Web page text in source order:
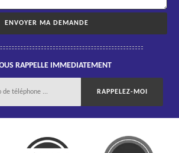
RAPPELLE IMMEDIATEMENT